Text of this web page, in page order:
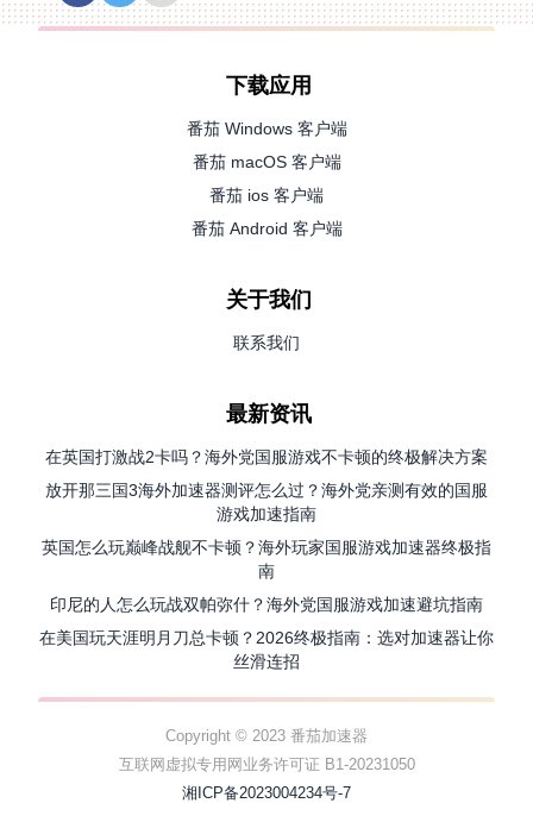
下载应用
番茄 Windows 客户端
番茄 macOS 客户端
番茄 ios 客户端
番茄 Android 客户端
关于我们
联系我们
最新资讯
在英国打激战2卡吗？海外党国服游戏不卡顿的终极解决方案
放开那三国3海外加速器测评怎么过？海外党亲测有效的国服
游戏加速指南
英国怎么玩巅峰战舰不卡顿？海外玩家国服游戏加速器终极指
南
印尼的人怎么玩战双帕弥什？海外党国服游戏加速避坑指南
在美国玩天涯明月刀总卡顿？2026终极指南：选对加速器让你
丝滑连招
Copyright © 2023 番茄加速器
互联网虚拟专用网业务许可证 B1-20231050
湘ICP备2023004234号-7